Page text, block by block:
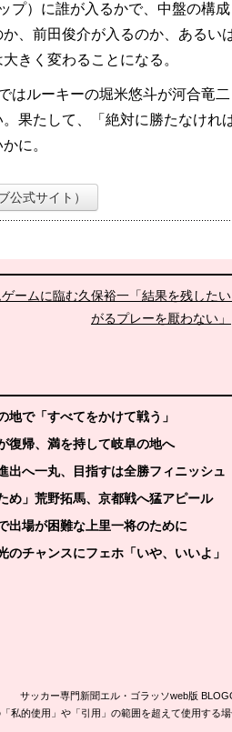
プ）に誰が入るかで、中盤の構
、前田俊介が入るのか、あるい
きく変わることになる。
はルーキーの堀米悠斗が河合竜
果たして、「絶対に勝たなけれ
に。
公式サイト）
ームに臨む久保裕一「結果を残したい
がるプレーを厭わない」
で「すべてをかけて戦う」
復帰、満を持して岐阜の地へ
出へ一丸、目指すは全勝フィニッシュ
め」荒野拓馬、京都戦へ猛アピール
出場が困難な上里一将のために
チャンスにフェホ「いや、いいよ」
サッカー専門新聞エル・ゴラッソweb版
私的使用」や「引用」の範囲を超えて使用する